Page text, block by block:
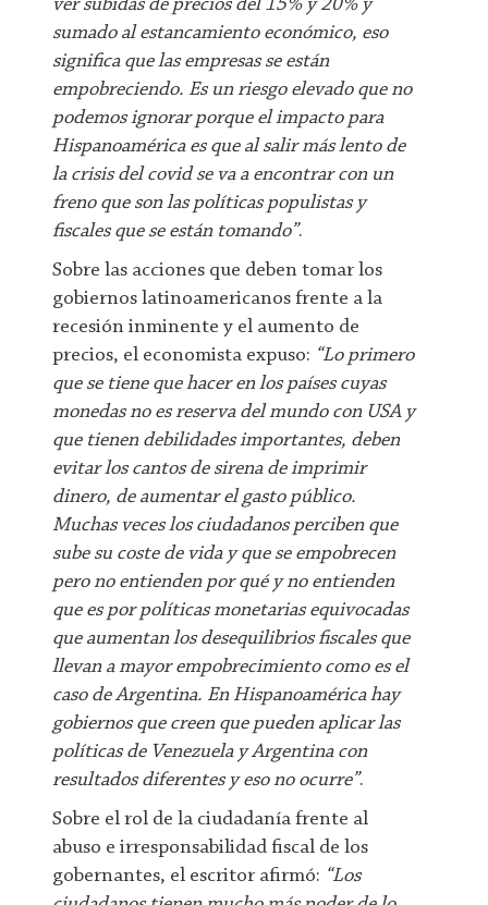
ver subidas de precios del 15% y 20% y
sumado al estancamiento económico, eso
significa que las empresas se están
empobreciendo. Es un riesgo elevado que no
podemos ignorar porque el impacto para
Hispanoamérica es que al salir más lento de
la crisis del covid se va a encontrar con un
freno que son las políticas populistas y
fiscales que se están tomando”.
Sobre las acciones que deben tomar los
gobiernos latinoamericanos frente a la
recesión inminente y el aumento de
precios, el economista expuso: “Lo primero
que se tiene que hacer en los países cuyas
monedas no es reserva del mundo con USA y
que tienen debilidades importantes, deben
evitar los cantos de sirena de imprimir
dinero, de aumentar el gasto público.
Muchas veces los ciudadanos perciben que
sube su coste de vida y que se empobrecen
pero no entienden por qué y no entienden
que es por políticas monetarias equivocadas
que aumentan los desequilibrios fiscales que
llevan a mayor empobrecimiento como es el
caso de Argentina. En Hispanoamérica hay
gobiernos que creen que pueden aplicar las
políticas de Venezuela y Argentina con
resultados diferentes y eso no ocurre”.
Sobre el rol de la ciudadanía frente al
abuso e irresponsabilidad fiscal de los
gobernantes, el escritor afirmó: “Los